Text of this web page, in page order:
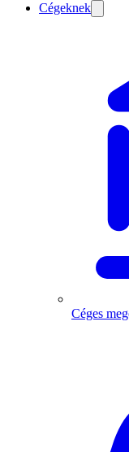
Cégeknek
Céges